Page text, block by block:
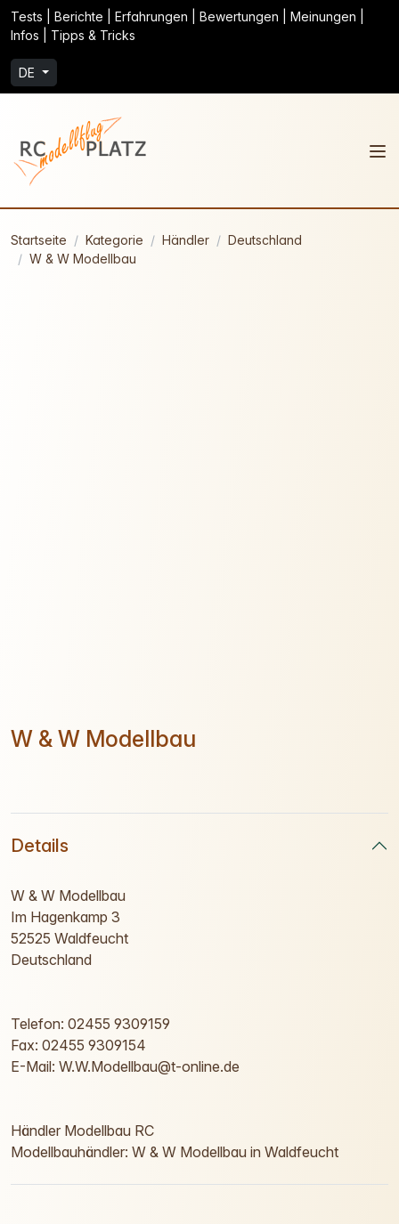
Tests | Berichte | Erfahrungen | Bewertungen | Meinungen |
Infos | Tipps & Tricks
DE
Startseite Kategorie Händler
Deutschland
W & W Modellbau
W & W Modellbau
Details
W & W Modellbau
Im Hagenkamp 3
52525 Waldfeucht
Deutschland
Telefon: 02455 9309159
Fax: 02455 9309154
E-Mail: W.W.Modellbau@t-online.de
Händler Modellbau RC
Modellbauhändler: W & W Modellbau in Waldfeucht